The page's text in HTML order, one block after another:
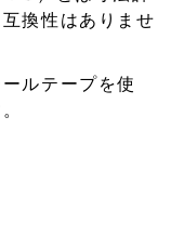
換性はありませ
ルテープを使